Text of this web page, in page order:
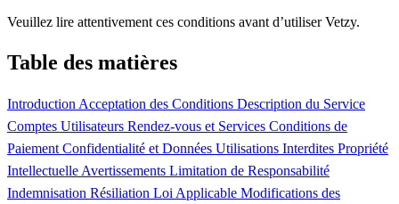
Veuillez lire attentivement ces conditions avant d’utiliser Vetzy.
Table des matières
Introduction Acceptation des Conditions Description du Service
Comptes Utilisateurs Rendez-vous et Services Conditions de
Paiement Confidentialité et Données Utilisations Interdites Propriété
Intellectuelle Avertissements Limitation de Responsabilité
Indemnisation Résiliation Loi Applicable Modifications des